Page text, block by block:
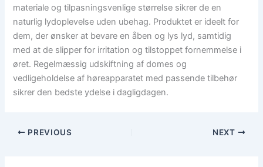
materiale og tilpasningsvenlige størrelse sikrer de en
naturlig lydoplevelse uden ubehag. Produktet er ideelt for
dem, der ønsker at bevare en åben og lys lyd, samtidig
med at de slipper for irritation og tilstoppet fornemmelse i
øret. Regelmæssig udskiftning af domes og
vedligeholdelse af høreapparatet med passende tilbehør
sikrer den bedste ydelse i dagligdagen.
PREVIOUS NEXT